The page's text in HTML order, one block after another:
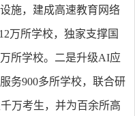
施，建成高速教育网络
万所学校，独家支撑国
所学校。二是升级AI应
务900多所学校，联合研
万考生，并为百余所高